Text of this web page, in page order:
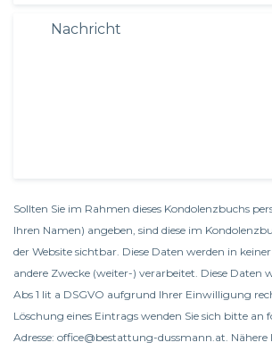
Sollten Sie im Rahmen dieses Kondolenzbuchs
Ihren Namen) angeben, sind diese im
der Website sichtbar. Diese Daten werden in
andere Zwecke (weiter-) verarbeitet. Diese Daten
Abs 1 lit a DSGVO aufgrund Ihrer Einwilligung
Löschung eines Eintrags wenden Sie sich bitte an
Adresse: office@bestattung-dussmann.at.